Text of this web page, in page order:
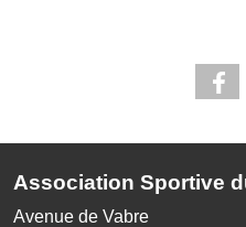
Association Sportive
Avenue de Vabre